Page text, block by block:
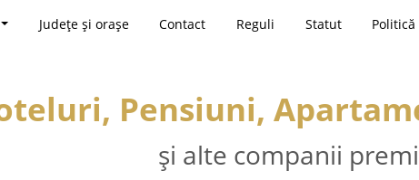
Județe și orașe Contact Reguli Statut
Pensiuni,
și alte companii